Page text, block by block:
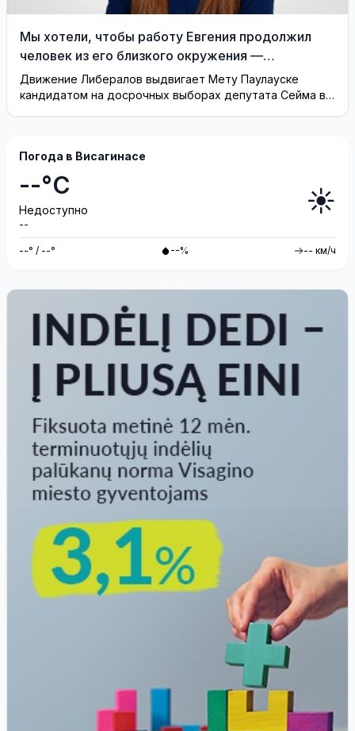
Мы хотели, чтобы работу Евгения продолжил
человек из его близкого окружения —
Висагинское отделение Либерального движения
Движение Либералов выдвигает Мету Паулауске
кандидатом на досрочных выборах депутата Сейма в
Погода в Висагинасе
--°C
Недоступно
--
☀️
--° / --° --% -- км/ч